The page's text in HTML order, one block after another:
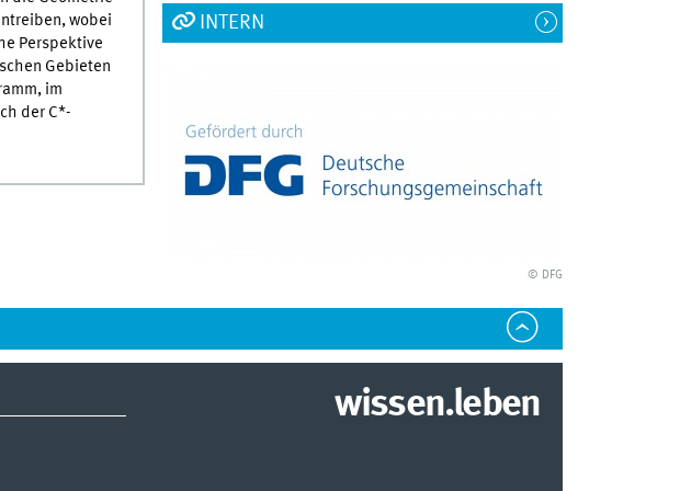
wobei
Perspektive
Gebieten
im
der C*-
INTERN
© DFG
wissen.leben